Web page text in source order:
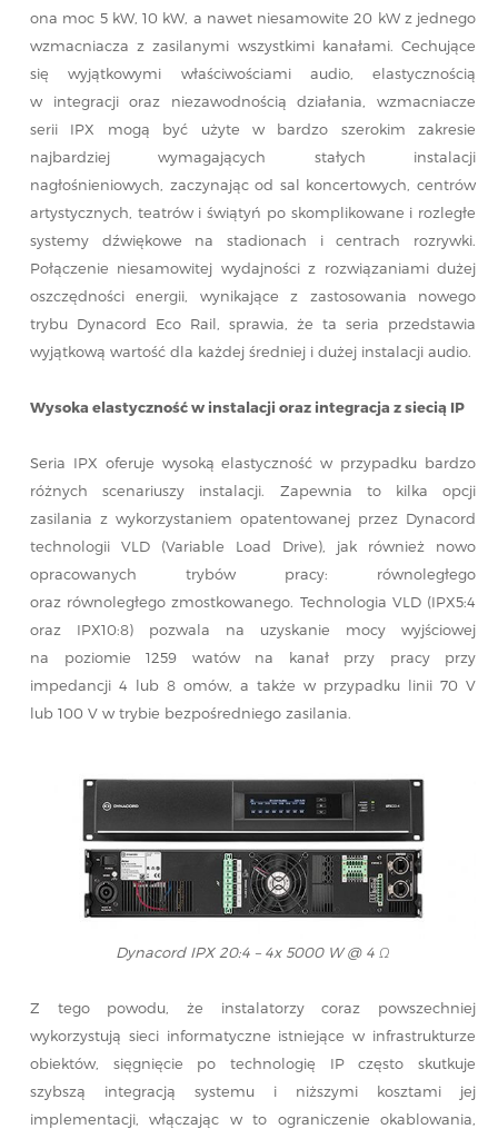
ona moc 5 kW, 10 kW, a nawet niesamowite 20 kW z jednego
wzmacniacza z zasilanymi wszystkimi kanałami. Cechujące
się wyjątkowymi właściwościami audio, elastycznością
w integracji oraz niezawodnością działania, wzmacniacze
serii IPX mogą być użyte w bardzo szerokim zakresie
najbardziej wymagających stałych instalacji
nagłośnieniowych, zaczynając od sal koncertowych, centrów
artystycznych, teatrów i świątyń po skomplikowane i rozległe
systemy dźwiękowe na stadionach i centrach rozrywki.
Połączenie niesamowitej wydajności z rozwiązaniami dużej
oszczędności energii, wynikające z zastosowania nowego
trybu Dynacord Eco Rail, sprawia, że ta seria przedstawia
wyjątkową wartość dla każdej średniej i dużej instalacji audio.
Wysoka elastyczność w instalacji oraz integracja z siecią IP
Seria IPX oferuje wysoką elastyczność w przypadku bardzo
różnych scenariuszy instalacji. Zapewnia to kilka opcji
zasilania z wykorzystaniem opatentowanej przez Dynacord
technologii VLD (Variable Load Drive), jak również nowo
opracowanych trybów pracy: równoległego
oraz równoległego zmostkowanego. Technologia VLD (IPX5:4
oraz IPX10:8) pozwala na uzyskanie mocy wyjściowej
na poziomie 1259 watów na kanał przy pracy przy
impedancji 4 lub 8 omów, a także w przypadku linii 70 V
lub 100 V w trybie bezpośredniego zasilania.
Dynacord IPX 20:4 – 4x 5000 W @ 4 Ω
Z tego powodu, że instalatorzy coraz powszechniej
wykorzystują sieci informatyczne istniejące w infrastrukturze
obiektów, sięgnięcie po technologię IP często skutkuje
szybszą integracją systemu i niższymi kosztami jej
implementacji, włączając w to ograniczenie okablowania,